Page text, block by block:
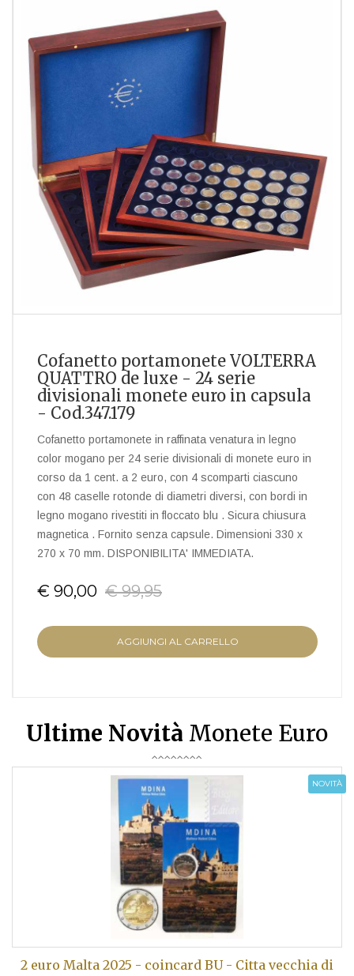
Cofanetto portamonete VOLTERRA
QUATTRO de luxe - 24 serie
divisionali monete euro in capsula
- Cod.347.179
Cofanetto portamonete in raffinata venatura in legno
color mogano per 24 serie divisionali di monete euro in
corso da 1 cent. a 2 euro, con 4 scomparti ciascuno
con 48 caselle rotonde di diametri diversi, con bordi in
legno mogano rivestiti in floccato blu . Sicura chiusura
magnetica . Fornito senza capsule. Dimensioni 330 x
270 x 70 mm. DISPONIBILITA' IMMEDIATA.
€ 90,00 € 99,95
AGGIUNGI AL CARRELLO
Ultime Novità Monete Euro
NOVITÀ
2 euro Malta 2025 - coincard BU - Citta vecchia di